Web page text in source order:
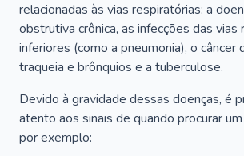
relacionadas às vias respiratórias: a
obstrutiva crônica, as infecções das vias
inferiores (como a pneumonia), o câncer
traqueia e brônquios e a tuberculose.
Devido à gravidade dessas doenças, é
atento aos sinais de quando procurar
por exemplo: